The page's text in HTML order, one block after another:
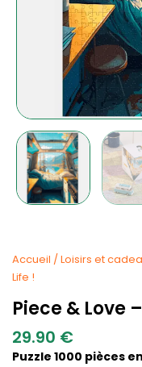
Accueil /Loisirs et
Life !
Piece & Love
29.90 €
Puzzle 1000 pièces